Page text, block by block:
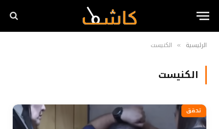
الرئيسية » الكنيست
الكنيست
تحقق